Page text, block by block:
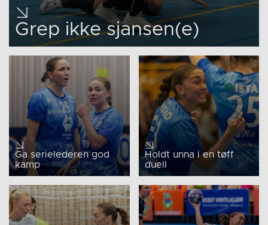
Grep ikke sjansen(e)
Ga serielederen god
kamp
Holdt unna i en tøff
duell